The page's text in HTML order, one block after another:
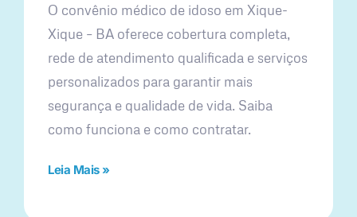
O convênio médico de idoso em Xique-
Xique – BA oferece cobertura completa,
rede de atendimento qualificada e serviços
personalizados para garantir mais
segurança e qualidade de vida. Saiba
como funciona e como contratar.
Leia Mais »